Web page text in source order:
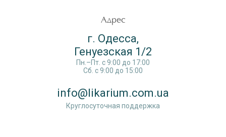
Адрес
г. Одесса,
Генуезская 1/2
Пн.–Пт. c 9:00 до 17:00
Сб. c 9:00 до 15:00
info@likarium.com.ua
Круглосуточная поддержка